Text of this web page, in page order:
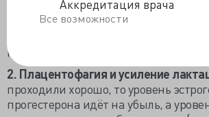
Аккредитация врача
Все возможности
исследование среди плацентофагов и
И не выявили существенной разницы
послеродовом периоде (до 27 дней).
2. Плацентофагия и усиление
проходили хорошо, то уровень
прогестерона идёт на убыль, а